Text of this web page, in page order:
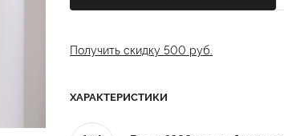
Получить скидку 500 руб.
ХАРАКТЕРИСТИКИ